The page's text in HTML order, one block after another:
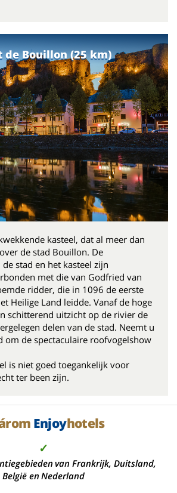
de Bouillon (25 km)
kasteel, dat al meer dan
de stad Bouillon. De
de stad en het kasteel zijn
met die van Godfried van
ridder, die in 1096 de eerste
Heilige Land leidde. Vanaf de hoge
schitterend uitzicht op de rivier de
delen van de stad. Neemt u
om de spectaculaire roofvogelshow
is niet goed toegankelijk voor
ter been zijn.
Enjoyhotels
✓
van Frankrijk, Duitsland,
België en Nederland